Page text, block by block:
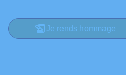
Je rends hommage